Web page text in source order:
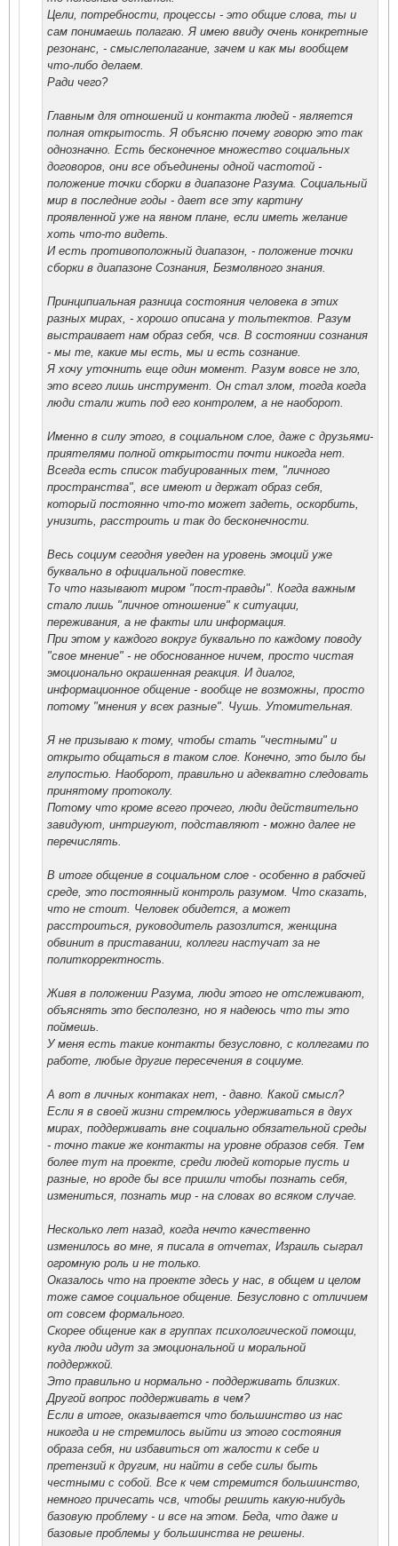
Цели, потребности, процессы - это общие слова, ты и
сам понимаешь полагаю. Я имею ввиду очень конкретные
резонанс, - смыслеполагание, зачем и как мы вообщем
что-либо делаем.
Ради чего?
Главным для отношений и контакта людей - является
полная открытость. Я объясню почему говорю это так
однозначно. Есть бесконечное множество социальных
договоров, они все объединены одной частотой -
положение точки сборки в диапазоне Разума. Социальный
мир в последние годы - дает все эту картину
проявленной уже на явном плане, если иметь желание
хоть что-то видеть.
И есть противоположный диапазон, - положение точки
сборки в диапазоне Сознания, Безмолвного знания.
Принципиальная разница состояния человека в этих
разных мирах, - хорошо описана у тольтектов. Разум
выстраивает нам образ себя, чсв. В состоянии сознания
- мы те, какие мы есть, мы и есть сознание.
Я хочу уточнить еще один момент. Разум вовсе не зло,
это всего лишь инструмент. Он стал злом, тогда когда
люди стали жить под его контролем, а не наоборот.
Именно в силу этого, в социальном слое, даже с друзьями-
приятелями полной открытости почти никогда нет.
Всегда есть список табуированных тем, "личного
пространства", все имеют и держат образ себя,
который постоянно что-то может задеть, оскорбить,
унизить, расстроить и так до бесконечности.
Весь социум сегодня уведен на уровень эмоций уже
буквально в официальной повестке.
То что называют миром "пост-правды". Когда важным
стало лишь "личное отношение" к ситуации,
переживания, а не факты или информация.
При этом у каждого вокруг буквально по каждому поводу
"свое мнение" - не обоснованное ничем, просто чистая
эмоционально окрашенная реакция. И диалог,
информационное общение - вообще не возможны, просто
потому "мнения у всех разные". Чушь. Утомительная.
Я не призываю к тому, чтобы стать "честными" и
открыто общаться в таком слое. Конечно, это было бы
глупостью. Наоборот, правильно и адекватно следовать
принятому протоколу.
Потому что кроме всего прочего, люди действительно
завидуют, интригуют, подставляют - можно далее не
перечислять.
В итоге общение в социальном слое - особенно в рабочей
среде, это постоянный контроль разумом. Что сказать,
что не стоит. Человек обидется, а может
расстроиться, руководитель разозлится, женщина
обвинит в приставании, коллеги настучат за не
политкорректность.
Живя в положении Разума, люди этого не отслеживают,
объяснять это бесполезно, но я надеюсь что ты это
поймешь.
У меня есть такие контакты безусловно, с коллегами по
работе, любые другие пересечения в социуме.
А вот в личных контаках нет, - давно. Какой смысл?
Если я в своей жизни стремлюсь удерживаться в двух
мирах, поддерживать вне социально обязательной среды
- точно такие же контакты на уровне образов себя. Тем
более тут на проекте, среди людей которые пусть и
разные, но вроде бы все пришли чтобы познать себя,
измениться, познать мир - на словах во всяком случае.
Несколько лет назад, когда нечто качественно
изменилось во мне, я писала в отчетах, Израиль сыграл
огромную роль и не только.
Оказалось что на проекте здесь у нас, в общем и целом
тоже самое социальное общение. Безусловно с отличием
от совсем формального.
Скорее общение как в группах психологической помощи,
куда люди идут за эмоциональной и моральной
поддержкой.
Это правильно и нормально - поддерживать близких.
Другой вопрос поддерживать в чем?
Если в итоге, оказывается что большинство из нас
никогда и не стремилось выйти из этого состояния
образа себя, ни избавиться от жалости к себе и
претензий к другим, ни найти в себе силы быть
честными с собой. Все к чем стремится большинство,
немного причесать чсв, чтобы решить какую-нибудь
базовую проблему - и все на этом. Беда, что даже и
базовые проблемы у большинства не решены.